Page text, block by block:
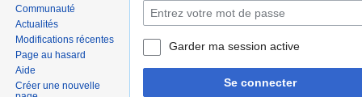
Garder ma session active
Se connecter
Communauté
Actualités
Modifications récentes
Page au hasard
Aide
Créer une nouvelle